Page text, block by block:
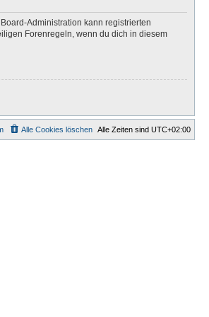
Administration kann registrierten
Forenregeln, wenn du dich in diesem
Alle Zeiten sind UTC+02:00
Alle Cookies löschen